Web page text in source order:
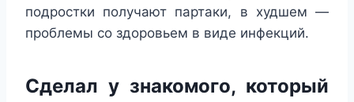
подростки получают партаки, в худшем —
проблемы со здоровьем в виде инфекций.
Сделал у знакомого, который